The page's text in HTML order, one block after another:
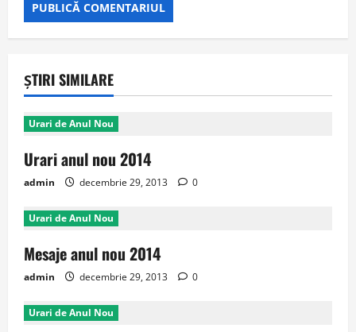
ȘTIRI SIMILARE
Urari de Anul Nou
Urari anul nou 2014
admin decembrie 29, 2013 0
Urari de Anul Nou
Mesaje anul nou 2014
admin decembrie 29, 2013 0
Urari de Anul Nou